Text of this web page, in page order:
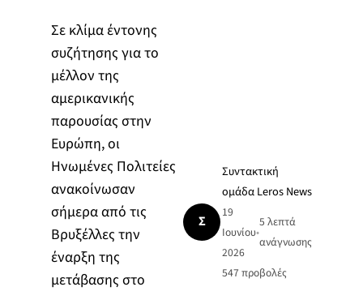
Σε κλίμα έντονης
συζήτησης για το
μέλλον της
αμερικανικής
παρουσίας στην
Ευρώπη, οι
Ηνωμένες Πολιτείες
ανακοίνωσαν
σήμερα από τις
Βρυξέλλες την
έναρξη της
μετάβασης στο
Σ
Συντακτική
ομάδα Leros News
19
Ιουνίου
2026
•
5 λεπτά
ανάγνωσης
547 προβολές